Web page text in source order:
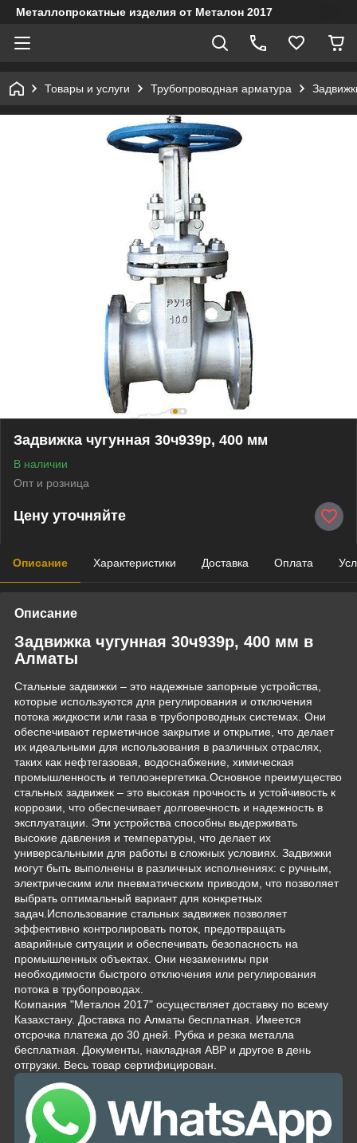
Металлопрокатные изделия от Металон 2017
Товары и услуги Трубопроводная арматура
Задвижка чугунная 30ч939р, 400 мм
В наличии
Опт и розница
Цену уточняйте
Описание Характеристики Доставка Оплата
Описание
Задвижка чугунная 30ч939р, 400 мм в
Алматы
Стальные задвижки – это надежные запорные устройства,
которые используются для регулирования и отключения
потока жидкости или газа в трубопроводных системах. Они
обеспечивают герметичное закрытие и открытие, что делает
их идеальными для использования в различных отраслях,
таких как нефтегазовая, водоснабжение, химическая
промышленность и теплоэнергетика.Основное преимущество
стальных задвижек – это высокая прочность и устойчивость к
коррозии, что обеспечивает долговечность и надежность в
эксплуатации. Эти устройства способны выдерживать
высокие давления и температуры, что делает их
универсальными для работы в сложных условиях. Задвижки
могут быть выполнены в различных исполнениях: с ручным,
электрическим или пневматическим приводом, что позволяет
выбрать оптимальный вариант для конкретных
задач.Использование стальных задвижек позволяет
эффективно контролировать поток, предотвращать
аварийные ситуации и обеспечивать безопасность на
промышленных объектах. Они незаменимы при
необходимости быстрого отключения или регулирования
потока в трубопроводах.
Компания "Металон 2017" осуществляет доставку по всему
Казахстану. Доставка по Алматы бесплатная. Имеется
отсрочка платежа до 30 дней. Рубка и резка металла
бесплатная. Документы, накладная АВР и другое в день
отгрузки. Весь товар сертифицирован.